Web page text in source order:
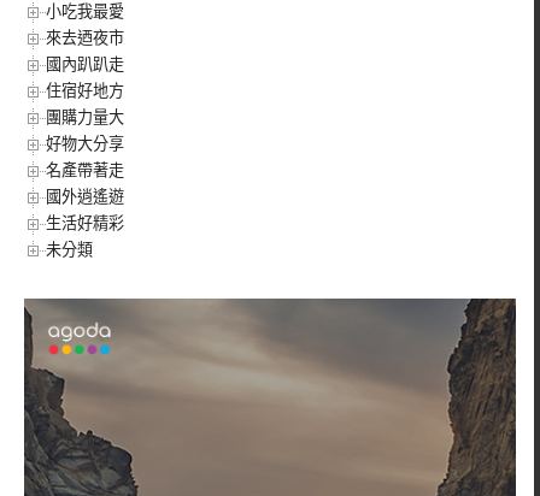
小吃我最愛
來去迺夜市
國內趴趴走
住宿好地方
團購力量大
好物大分享
名產帶著走
國外逍遙遊
生活好精彩
未分類